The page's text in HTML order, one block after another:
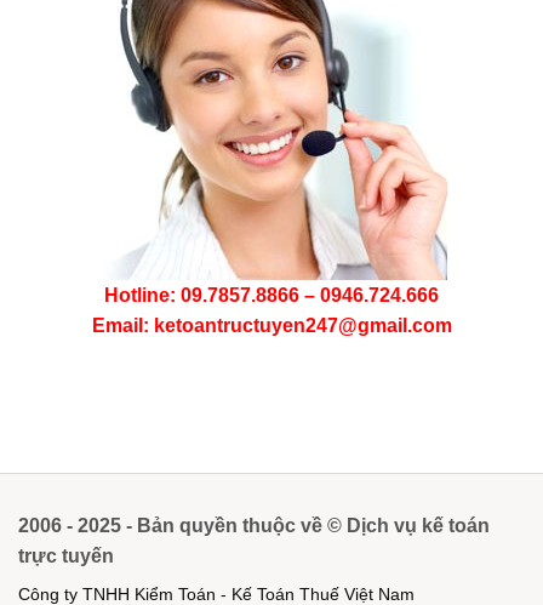
Hotline: 09.7857.8866 – 0946.724.666
Email: ketoantructuyen247@gmail.com
2006 - 2025 - Bản quyền thuộc về © Dịch vụ kế toán
trực tuyến
Công ty TNHH Kiểm Toán - Kế Toán Thuế Việt Nam